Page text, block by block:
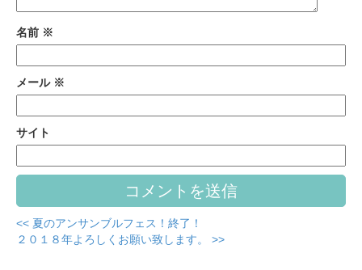
名前 ※
メール ※
サイト
<< 夏のアンサンブルフェス！終了！
２０１８年よろしくお願い致します。 >>